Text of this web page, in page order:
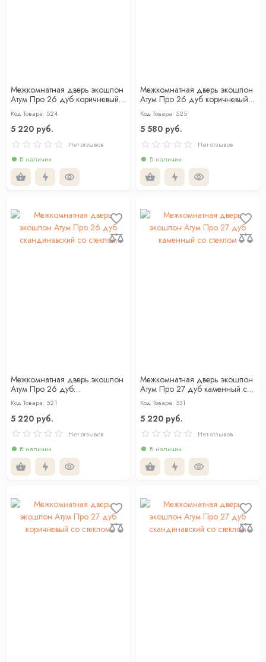
Межкомнатная дверь экошпон
Атум Про 26 дуб коричневый
со стеклом
Код Товара: 524
5 220 руб.
Нет отзывов
В наличии
Межкомнатная дверь экошпон
Атум Про 26 дуб коричневый
со стеклом лакобель чёрный
Код Товара: 525
5 580 руб.
Нет отзывов
В наличии
Межкомнатная дверь экошпон
Атум Про 26 дуб
скандинавский со стеклом
Код Товара: 521
5 220 руб.
Нет отзывов
В наличии
Межкомнатная дверь экошпон
Атум Про 27 дуб каменный со
стеклом
Код Товара: 531
5 220 руб.
Нет отзывов
В наличии